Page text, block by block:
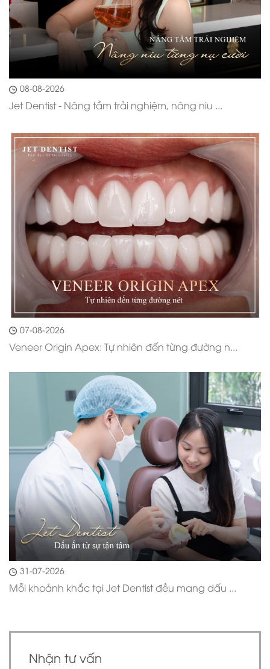
08-08-2026
Jet Dentist - Nâng tầm trải nghiệm, nâng niu ...
07-08-2026
Veneer Origin Apex: Tự nhiên đến từng đường n...
31-07-2026
Mỗi khoảnh khắc tại Jet Dentist đều mang dấu ...
Nhận tư vấn